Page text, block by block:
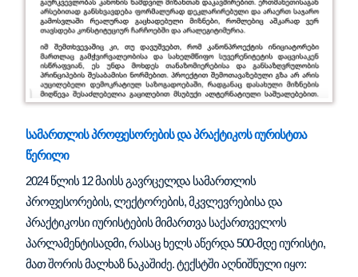
სამართლის პროფესორების და პრაქტიკოს იურისტთა
წერილი
2024 წლის 12 მაისს გავრცელდა სამართლის
პროფესორების, ლექტორების, მკვლევრებისა და
პრაქტიკოსი იურისტების მიმართვა საქართველოს
პარლამენტისადმი, რასაც ხელს აწერდა 500-მდე იურისტი,
მათ შორის მალხაზ ნაკაშიძე.ტექსტში აღნიშნული იყო: